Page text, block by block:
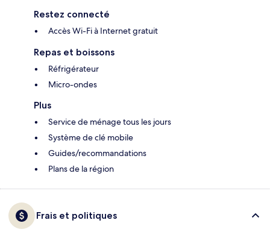
Restez connecté
Accès Wi-Fi à Internet gratuit
Repas et boissons
Réfrigérateur
Micro-ondes
Plus
Service de ménage tous les jours
Système de clé mobile
Guides/recommandations
Plans de la région
Frais et politiques